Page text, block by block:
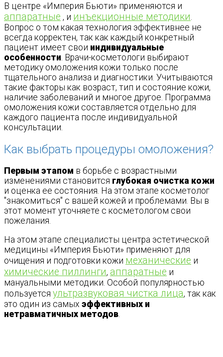
В центре «Империя Бьюти» применяются и
аппаратные , и инъекционные методики
Вопрос о том какая технология эффективнее не
всегда корректен, так как каждый конкретный
пациент имеет свои индивидуальные
особенности . Врачи-косметологи выбирают
методику омоложения кожи только после
тщательного анализа и диагностики. Учитываются
такие факторы как возраст, тип и состояние кожи,
наличие заболеваний и многое другое. Программа
омоложения кожи составляется отдельно для
каждого пациента после индивидуальной
консультации.
Как выбрать процедуры омоложения?
Первым этапом в борьбе с возрастными
изменениями становится глубокая очистка кожи
и оценка ее состояния. На этом этапе косметолог
"знакомиться" с вашей кожей и проблемами. Вы в
этот момент уточняете с косметологом свои
пожелания.
На этом этапе специалисты центра эстетической
медицины «Империя Бьюти» применяют для
очищения и подготовки кожи механические и
химические пиллинги, аппаратные и
мануальными методики. Особой популярностью
пользуется ультразвуковая чистка лица, так как
это один из самых эффективных и
нетравматичных методов.